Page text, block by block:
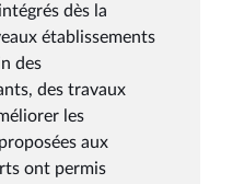
dès la
établissements
des
des travaux
les
aux
ont permis